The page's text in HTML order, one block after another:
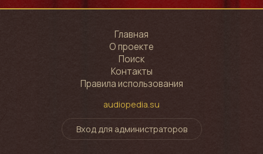
Главная
О проекте
Поиск
Контакты
Правила использования
audiopedia.su
Вход для администраторов